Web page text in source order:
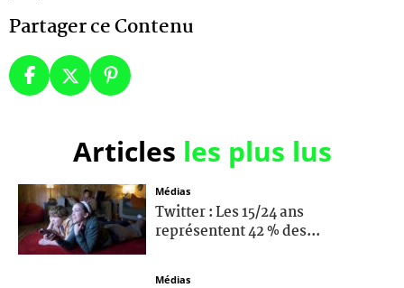
Partager ce Contenu
Articles les plus lus
Médias
Twitter : Les 15/24 ans
représentent 42 % des...
Médias